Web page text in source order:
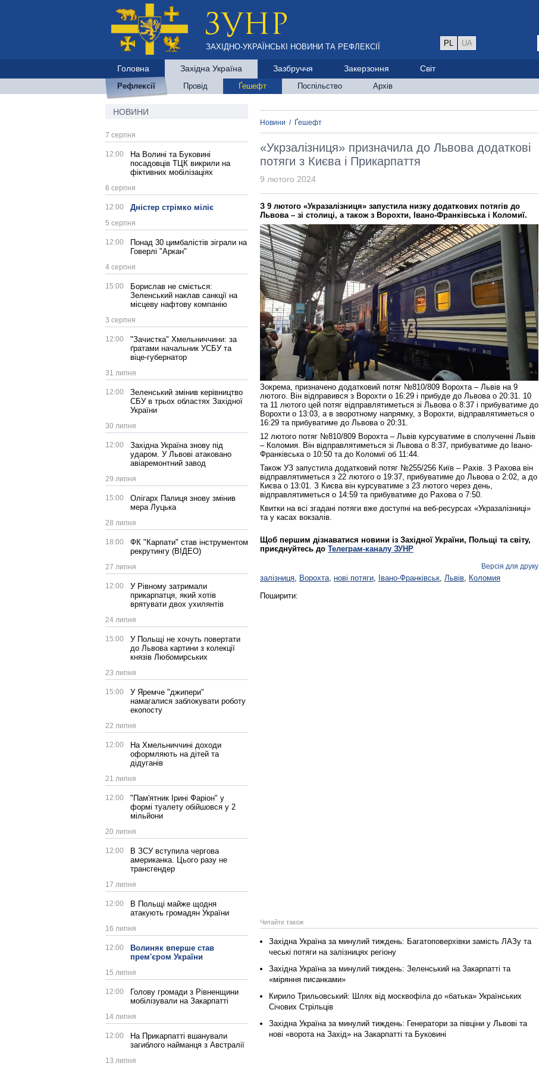
ЗАХІДНО-УКРАЇНСЬКІ НОВИНИ ТА РЕФЛЕКСІЇ PL UA
Головна Західна Україна Зазбруччя Закерзоння Світ
Рефлексії Провід Ґешефт Поспільство Архів
НОВИНИ
7 серпня
12:00
На Волині та Буковині
посадовців ТЦК викрили на
фіктивних мобілізаціях
6 серпня
12:00 Дністер стрімко міліє
5 серпня
12:00
Понад 30 цимбалістів зіграли на
Говерлі "Аркан"
4 серпня
15:00
Борислав не сміється:
Зеленський наклав санкції на
місцеву нафтову компанію
3 серпня
12:00
"Зачистка" Хмельниччини: за
ґратами начальник УСБУ та
віце-губернатор
31 липня
12:00
Зеленський змінив керівництво
СБУ в трьох областях Західної
України
30 липня
12:00
Західна Україна знову під
ударом. У Львові атаковано
авіаремонтний завод
29 липня
15:00
Олігарх Палиця знову змінив
мера Луцька
28 липня
18:00
ФК "Карпати" став інструментом
рекрутингу (ВІДЕО)
27 липня
12:00
У Рівному затримали
прикарпатця, який хотів
врятувати двох ухилянтів
24 липня
15:00
У Польщі не хочуть повертати
до Львова картини з колекції
князів Любомирських
23 липня
15:00
У Яремче "джипери"
намагалися заблокувати роботу
екопосту
22 липня
12:00
На Хмельниччині доходи
оформляють на дітей та
дідуганів
21 липня
12:00
"Пам'ятник Ірині Фаріон" у
формі туалету обійшовся у 2
мільйони
20 липня
12:00
В ЗСУ вступила чергова
американка. Цього разу не
трансгендер
17 липня
12:00
В Польщі майже щодня
атакують громадян України
16 липня
12:00
Волиняк вперше став
прем'єром України
15 липня
12:00
Голову громади з Рівненщини
мобілізували на Закарпатті
14 липня
12:00
На Прикарпатті вшанували
загиблого найманця з Австралії
13 липня
Новини / Ґешефт
«Укрзалізниця» призначила до Львова додаткові
потяги з Києва і Прикарпаття
9 лютого 2024
З 9 лютого «Укразалізниця» запустила низку додаткових потягів до
Львова – зі столиці, а також з Ворохти, Івано-Франківська і Коломиї.
Зокрема, призначено додатковий потяг №810/809 Ворохта – Львів на 9
лютого. Він відправився з Ворохти о 16:29 і прибуде до Львова о 20:31. 10
та 11 лютого цей потяг відправлятиметься зі Львова о 8:37 і прибуватиме до
Ворохти о 13:03, а в зворотному напрямку, з Ворохти, відправлятиметься о
16:29 та прибуватиме до Львова о 20:31.
12 лютого потяг №810/809 Ворохта – Львів курсуватиме в сполученні Львів
– Коломия. Він відправлятиметься зі Львова о 8:37, прибуватиме до Івано-
Франківська о 10:50 та до Коломиї об 11:44.
Також УЗ запустила додатковий потяг №255/256 Київ – Рахів. З Рахова він
відправлятиметься з 22 лютого о 19:37, прибуватиме до Львова о 2:02, а до
Києва о 13:01. З Києва він курсуватиме з 23 лютого через день,
відправлятиметься о 14:59 та прибуватиме до Рахова о 7:50.
Квитки на всі згадані потяги вже доступні на веб-ресурсах «Укразалізниці»
та у касах вокзалів.
Щоб першим дізнаватися новини із Західної України, Польщі та світу,
приєднуйтесь до Телеграм-каналу ЗУНР
Версія для друку
залізниця, Ворохта, нові потяги, Івано-Франківськ, Львів, Коломия
Поширити:
Читайте також
Західна Україна за минулий тиждень: Багатоповерхівки замість ЛАЗу та
чеські потяги на залізницях регіону
Західна Україна за минулий тиждень: Зеленський на Закарпатті та
«міряння писанками»
Кирило Трильовський: Шлях від москвофіла до «батька» Українських
Січових Стрільців
Західна Україна за минулий тиждень: Генератори за півціни у Львові та
нові «ворота на Захід» на Закарпатті та БуковиніСпільний інформпростір Західної
України